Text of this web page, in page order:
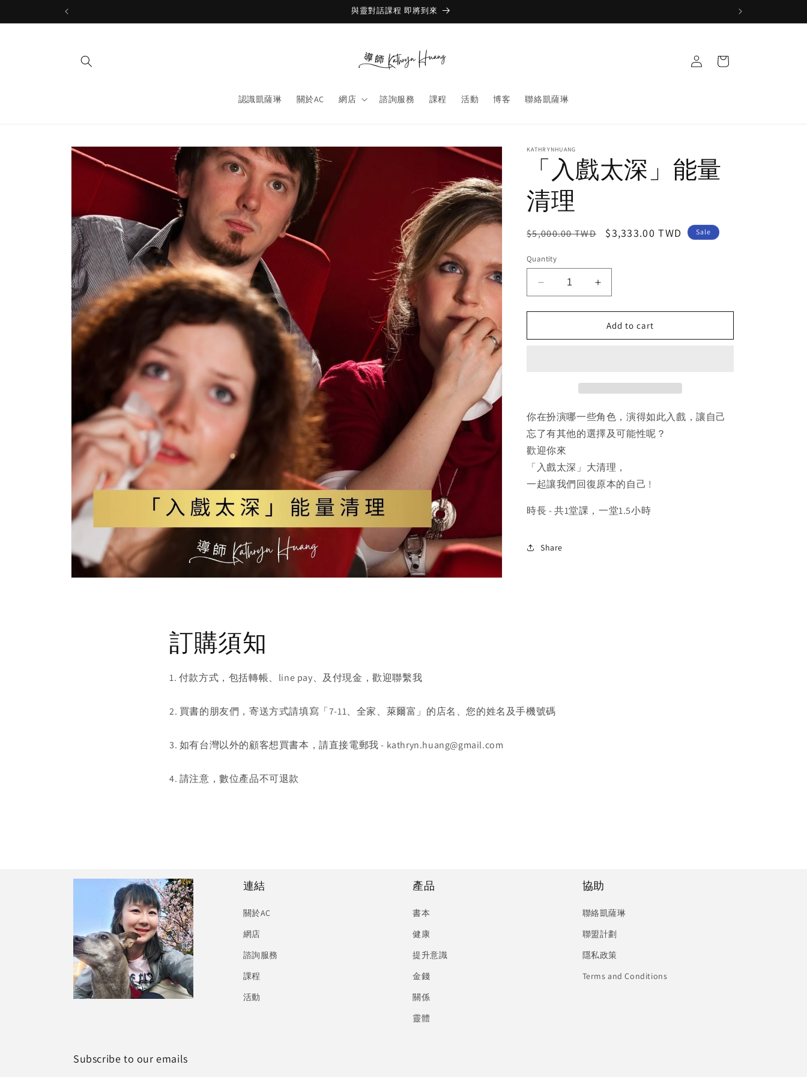
與靈對話課程 即將到來
認識凱薩琳 關於AC 網店 諮詢服務 課程 活動 博客 聯絡凱薩琳
in
Cart
Skip to
product
information
KATHRYNHUANG
「入戲太深」能量
清理
Regular
$5,000.00 TWD
Sale
$3,333.00 TWD Sale
Quantity
Decrease
quantity
for
戲
清
理
Increase
quantity
for
「入
戲
能
清
理
Add to cart
你在扮演哪一些角色，演得如此入戲，讓自己
忘了有其他的選擇及可能性呢？
歡迎你來
「入戲太深」大清理，
一起讓我們回復原本的自己 !
時長 - 共1堂課，一堂1.5小時
Share
訂購須知
1. 付款方式，包括轉帳、line pay、及付現金，歡迎聯繫我
2. 買書的朋友們，寄送方式請填寫「7-11、全家、萊爾富」的店名、您的姓名及手機號碼
3. 如有台灣以外的顧客想買書本，請直接電郵我 - kathryn.huang@gmail.com
4. 請注意，數位產品不可退款
連結
關於AC
網店
諮詢服務
課程
活動
產品
書本
健康
提升意識
金錢
關係
靈體
協助
聯絡凱薩琳
聯盟計劃
隱私政策
Terms and Conditions
Subscribe to our emails